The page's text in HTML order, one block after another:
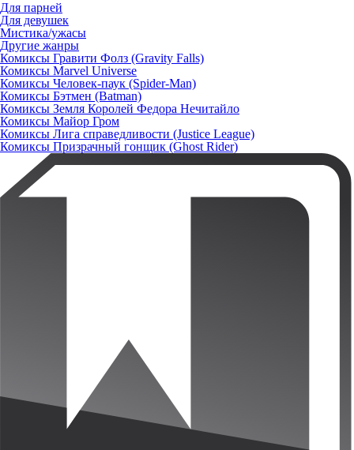
Для парней
Для девушек
Мистика/ужасы
Другие жанры
Комиксы Гравити Фолз (Gravity Falls)
Комиксы Marvel Universe
Комиксы Человек-паук (Spider-Man)
Комиксы Бэтмен (Batman)
Комиксы Земля Королей Федора Нечитайло
Комиксы Майор Гром
Комиксы Лига справедливости (Justice League)
Комиксы Призрачный гонщик (Ghost Rider)